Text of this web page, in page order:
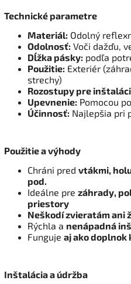
Technické parametre
Materiál: Odolný
Odolnosť: Voči dažďu,
Dĺžka pásky: podľa
Použitie: Exteriér
strechy)
Rozostupy pre
Upevnenie: Pomocou
Účinnosť: Najlepšia pri
Použitie a výhody
Chráni pred vtákmi,
pod.
Ideálne pre záhrady,
priestory
Neškodí zvieratám ani
Rýchla a nenápadná
Funguje aj ako doplnok
Inštalácia a údržba